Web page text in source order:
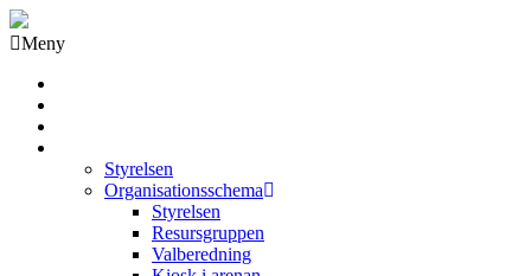
Meny
Styrelsen
Organisationsschema
Styrelsen
Resursgruppen
Valberedning